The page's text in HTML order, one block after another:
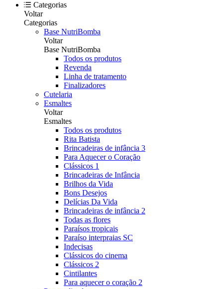
Categorias
Voltar
Categorias
Base NutriBomba
Voltar
Base NutriBomba
Todos os produtos
Revenda
Linha de tratamento
Finalizadores
Cutelaria
Esmaltes
Voltar
Esmaltes
Todos os produtos
Rita Batista
Brincadeiras de infância 3
Para Aquecer o Coração
Clássicos 1
Brincadeiras de Infância
Brilhos da Vida
Bons Desejos
Delícias Da Vida
Brincadeiras de infância 2
Todas as flores
Paraísos tropicais
Paraíso interpraias SC
Indecisas
Clássicos do cinema
Clássicos 2
Cintilantes
Para aquecer o coração 2